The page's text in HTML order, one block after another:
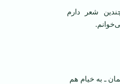
شعر دارم
ـ به خیام هم